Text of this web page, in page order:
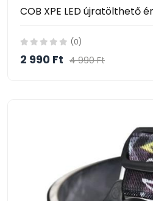
(0)
2 990 Ft 4 990 Ft